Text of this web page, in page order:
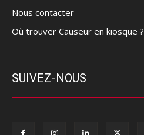
Nous contacter
Où trouver Causeur en kiosque ?
SUIVEZ-NOUS